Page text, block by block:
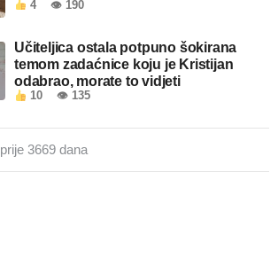
4 👁 190
Učiteljica ostala potpuno šokirana
temom zadaćnice koju je Kristijan
odabrao, morate to vidjeti
10 👁 135
prije 3669 dana